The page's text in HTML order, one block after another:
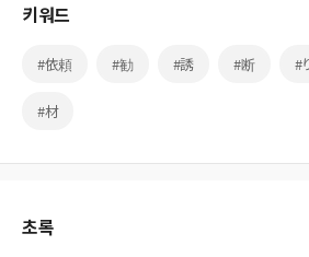
키워드
#依頼 #勧 #誘 #断 #
#材
초록